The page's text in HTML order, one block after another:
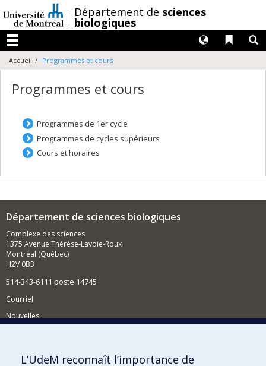
au
contenu
/Département de sciences
biologiques
Menu
Liens
Langues
Accueil Programmes et cours
Programmes et cours
Programmes de 1er cycle
Programmes de cycles supérieurs
Cours et horaires
Département de sciences biologiques
Complexe des sciences
1375 Avenue Thérèse-Lavoie-Roux
Montréal (Québec)
H2V 0B3
514-343-6111 poste 14745
Courriel
Nouvelles
Comment soutenir le Département?
L’UdeM reconnaît l’importance de